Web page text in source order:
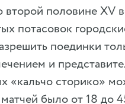
половине XV
потасовок
поединки
и
«кальчо сторико»
было от 18 до